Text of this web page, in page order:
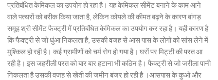
प्रतिबंधित केमिकल का उपयोग हो रहा है। यह केमिकल सीमेंट बनाने के काम आने
वाले पत्थरों को बरीक किया जाता है, लेकिन कोयले की कीमत बढ़ने के कारण बांगड़
समूह श्री सीमेंट फैक्ट्री में प्रतिबंधित केमिकल का उपयोग कर रहा है। यही कारण है
कि फैक्ट्री से जो धुंआ निकलता है, उसकी वजह से आस पास के लोगों को सांस लेने में
मुश्किल हो रही है। कई ग्रामीणों को चर्म रोग हो गया है। घरों पर मिट्टी की परत आ
रही है। इस जहरीली परत को बार बार हटाना भी कठिन है। फैक्ट्री से जो जरीला पानी
निकलता है उसकी वजह से खेती की जमीन बंजर हो रही है ।आसपास के कुओं और